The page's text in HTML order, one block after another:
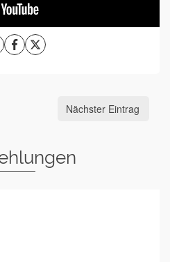
Nächster Eintrag